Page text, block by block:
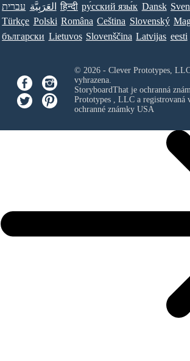
עברית العَرَبِيَّة हिन्दी ру́сский язы́к Dansk
Türkçe Polski Româna Ceština Slovenský
български Lietuvos Slovenščina Latvijas eesti
© 2026 - Clever Prototypes,
vyhrazena.
StoryboardThat je ochranná
Prototypes , LLCa registrovaná
ochranné známky USA